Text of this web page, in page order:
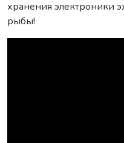
хранения электроники
рыбы!